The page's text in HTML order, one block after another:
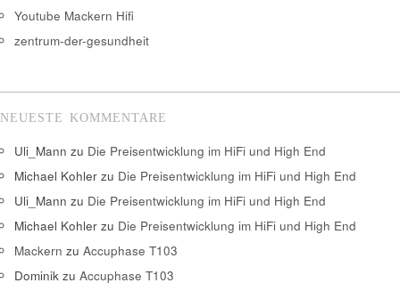
Youtube Mackern Hifi
zentrum-der-gesundheit
NEUESTE KOMMENTARE
Uli_Mann zu Die Preisentwicklung im HiFi und High End
Michael Kohler zu Die Preisentwicklung im HiFi und High End
Uli_Mann zu Die Preisentwicklung im HiFi und High End
Michael Kohler zu Die Preisentwicklung im HiFi und High End
Mackern zu Accuphase T103
Dominik zu Accuphase T103